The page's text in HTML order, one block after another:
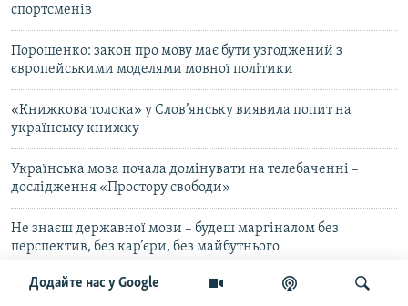
Додайте нас у Google
спортсменів
Порошенко: закон про мову має бути узгоджений з
європейськими моделями мовної політики
«Книжкова толока» у Слов’янську виявила попит на
українську книжку
Українська мова почала домінувати на телебаченні –
дослідження «Простору свободи»
Не знаєш державної мови – будеш маргіналом без
перспектив, без кар’єри, без майбутнього